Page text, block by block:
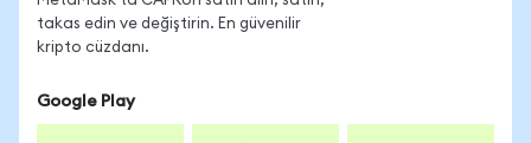
takas edin ve değiştirin. En güvenilir
kripto cüzdanı.
Google Play